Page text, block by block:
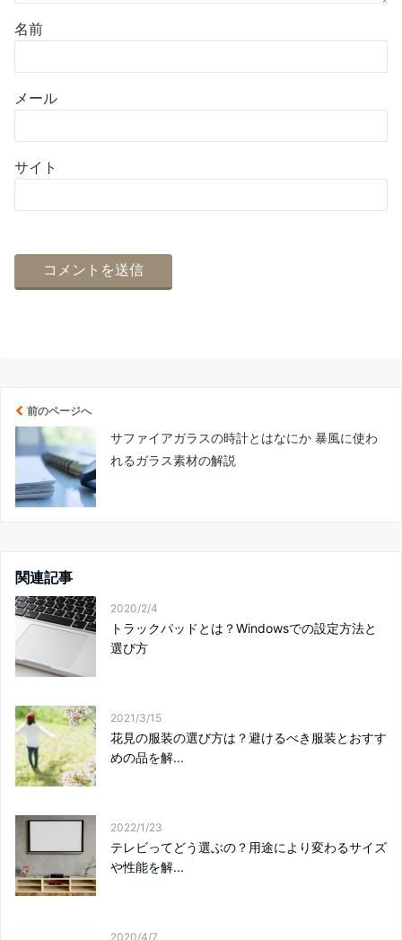
名前
メール
サイト
前のページへ
サファイアガラスの時計とはなにか 暴風に使わ
れるガラス素材の解説
関連記事
2020/2/4
トラックパッドとは？Windowsでの設定方法と
選び方
2021/3/15
花見の服装の選び方は？避けるべき服装とおすす
めの品を解...
2022/1/23
テレビってどう選ぶの？用途により変わるサイズ
や性能を解...
2020/4/7